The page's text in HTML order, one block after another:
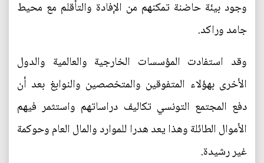
وجود بيئة حاضنة تمكنهم من الإفادة والتأقلم مع محيط
جامد وراكد.
وقد استفادت المؤسسات الخارجية والعالمية والدول
الأخرى بهؤلاء المتفوقين والمتخصصين والنوابغ بعد أن
دفع المجتمع التونسي تكاليف دراساتهم واستثمر فيهم
الأموال الطائلة وهذا يعد هدرا للموارد والمال العام وحوكمة
غير رشيدة.